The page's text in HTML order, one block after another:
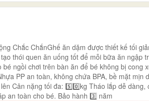
Chắc ChắnGhế ăn dặm được thiết kế tối
thói quen ăn uống tốt để mỗi bữa ăn
ngồi chơi trên bàn ăn để bé không bị cong
PP an toàn, không chứa BPA, bề mặt mịn
Cân nặng tối đa: 5️⃣0️⃣kg Tháo lắp dễ dàng,
an toàn cho bé. Bảo hành 3️⃣ năm